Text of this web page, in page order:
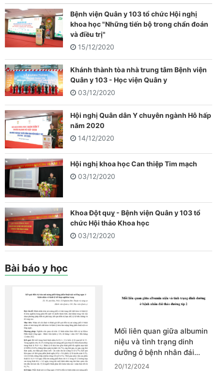
Bệnh viện Quân y 103 tổ chức Hội nghị
khoa học "Những tiến bộ trong chẩn đoán
và điều trị"
15/12/2020
Khánh thành tòa nhà trung tâm Bệnh viện
Quân y 103 - Học viện Quân y
03/12/2020
Hội nghị Quân dân Y chuyên ngành Hô hấp
năm 2020
14/12/2020
Hội nghị khoa học Can thiệp Tim mạch
03/12/2020
Khoa Đột quỵ - Bệnh viện Quân y 103 tổ
chức Hội thảo Khoa học
03/12/2020
Bài báo y học
Mối liên quan giữa albumin
niệu và tình trạng dinh
dưỡng ở bệnh nhân đái…
20/12/2024